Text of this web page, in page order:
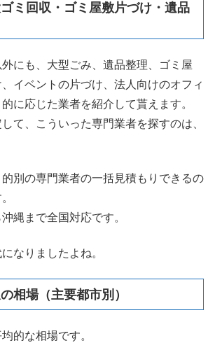
ミ回収・ゴミ屋敷片づけ・遺品
にも、大型ごみ、遺品整理、ゴミ屋
イベントの片づけ、法人向けのオフィ
に応じた業者を紹介して貰えます。
て、こういった専門業者を探すのは、
別の専門業者の一括見積もりできるの
縄まで全国対応です。
なりましたよね。
相場（主要都市別）
的な相場です。